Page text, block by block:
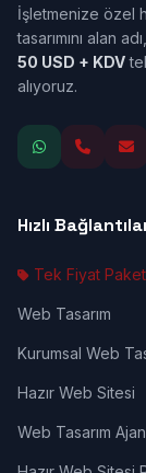
İşletmenize özel
tasarımını alan
50 USD + KDV
alıyoruz.
Hızlı
Tek Fiyat
Web Tasarım
Kurumsal Web
Hazır Web Sitesi
Web Tasarım